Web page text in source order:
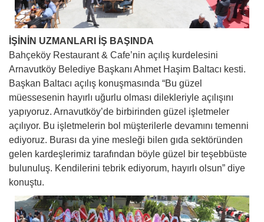
İŞİNİN UZMANLARI İŞ BAŞINDA
Bahçeköy Restaurant & Cafe’nin açılış kurdelesini
Arnavutköy Belediye Başkanı Ahmet Haşim Baltacı kesti.
Başkan Baltacı açılış konuşmasında “Bu güzel
müessesenin hayırlı uğurlu olması dilekleriyle açılışını
yapıyoruz. Arnavutköy’de birbirinden güzel işletmeler
açılıyor. Bu işletmelerin bol müşterilerle devamını temenni
ediyoruz. Burası da yine mesleği bilen gıda sektöründen
gelen kardeşlerimiz tarafından böyle güzel bir teşebbüste
bulunuluş. Kendilerini tebrik ediyorum, hayırlı olsun” diye
konuştu.